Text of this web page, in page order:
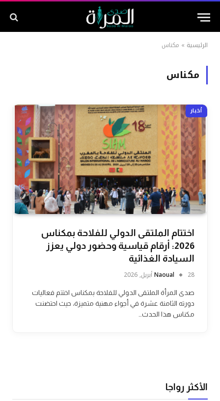
الرئيسية » مكناس
مكناس
أخبار
اختتام الملتقى الدولي للفلاحة بمكناس
2026: أرقام قياسية وحضور دولي يعزز
السيادة الغذائية
Naoual 28 أبريل, 2026
صدى المرأة الملتقى الدولي للفلاحة بمكناس اختتم فعاليات
دورته الثامنة عشرة في أجواء مهنية متميزة، حيث احتضنت
مكناس هذا الحدث…
الأكثر رواجا